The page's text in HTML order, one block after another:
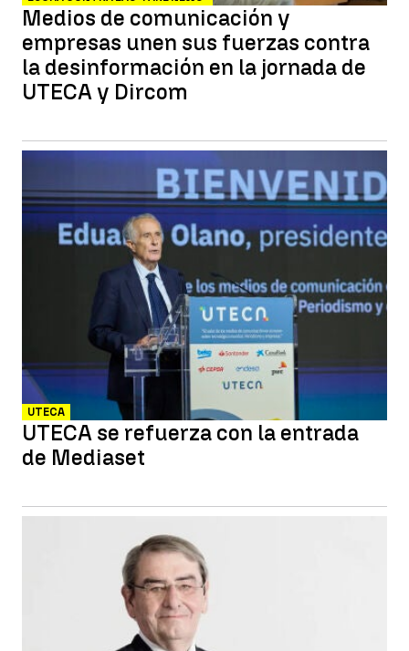
Medios de comunicación y
empresas unen sus fuerzas contra
la desinformación en la jornada de
UTECA y Dircom
UTECA
UTECA se refuerza con la entrada
de Mediaset